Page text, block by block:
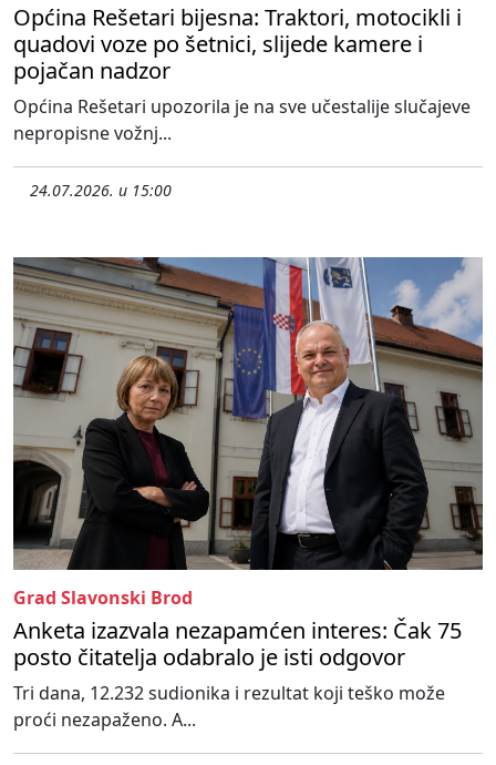
Općina Rešetari bijesna: Traktori, motocikli i
quadovi voze po šetnici, slijede kamere i
pojačan nadzor
Općina Rešetari upozorila je na sve učestalije slučajeve
nepropisne vožnj...
24.07.2026. u 15:00
Grad Slavonski Brod
Anketa izazvala nezapamćen interes: Čak 75
posto čitatelja odabralo je isti odgovor
Tri dana, 12.232 sudionika i rezultat koji teško može
proći nezapaženo. A...